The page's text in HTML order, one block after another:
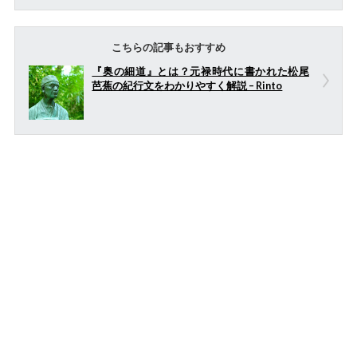
こちらの記事もおすすめ
『奥の細道』とは？元禄時代に書かれた松尾
芭蕉の紀行文をわかりやすく解説 – Rinto